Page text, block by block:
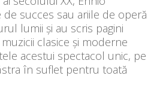
succes sau ariile de operă
lumii și au scris pagini
clasice și moderne
acestui spectacol unic, pe
în suflet pentru toată